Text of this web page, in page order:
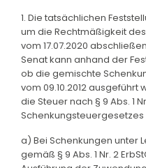
1. Die tatsächlichen
um die Rechtmäßigkeit
vom 17.07.2020
Senat kann anhand der
ob die gemischte
vom 09.10.2012 ausgeführt
die Steuer nach § 9 Abs. 1
Schenkungsteuergesetzes
a) Bei Schenkungen unter
gemäß § 9 Abs. 1 Nr. 2